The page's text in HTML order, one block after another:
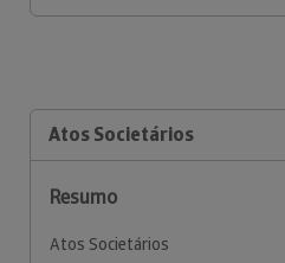
Atos Societários
Resumo
Atos Societários